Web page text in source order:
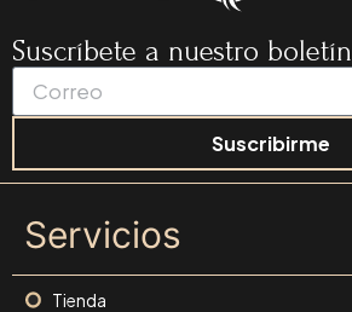
Suscríbete a nuestro boletín
Suscribirme
Servicios
Tienda